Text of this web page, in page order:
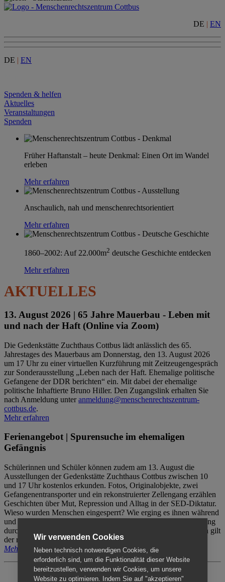
DE | EN
DE | EN
Spenden & helfen
Aktuelles
Veranstaltungen
Spenden
Früher Haftanstalt – heute Denkmal: Einen Ort im Wandel
erleben
Mehr erfahren
Anschaulich, nah und menschenrechtsorientiert
Mehr erfahren
1860–2002: Auf 22.000m2 deutsche Geschichte entdecken
Mehr erfahren
AKTUELLES
13. August 2026 | 65 Jahre Mauerbau - Leben mit
und nach der Haft (Online via Zoom)
Die Gedenkstätte Zuchthaus Cottbus lädt anlässlich des 65.
Jahrestages des Mauerbaus am Donnerstag, den 13. August 2026
um 17 Uhr zu einer virtuellen Kurzführung mit Zeitzeugengespräch
zur Sonderausstellung „Leben nach der Haft. Ehemalige politische
Gefangene der DDR berichten“ ein. Mit dabei der ehemalige
politische Inhaftierte Bruno Hiller. Den Zugangslink erhalten Sie
nach Anmeldung unteranmeldung@menschenrechtszentrum-
cottbus.de.
Mehr erfahren
Ferienangebot | Spurensuche im ehemaligen
Gefängnis
Schülerinnen und Schüler können zudem am 13. August die
Ausstellungen der Gedenkstätte Zuchthaus Cottbus zwischen 10
und 17 Uhr kostenlos erkunden. Fotos, Originalobjekte, zwei
Gefangenentransporter und ein rekonstruierter Zellengang erzählen
Geschichten über Mut, Repression und Alltag in der SED-Diktatur.
Wieso wurden Menschen eingesperrt? Wie erging es ihnen während
und nach der Haft? Der Besuch erfolgt individuell ohne Betreuung
durch das Menschenrechtszentrum Cottbus. Für Begleitpersonen gilt
der reguläre Eintritt (8€ / ermäßigt 5€).
Mehr erfahren
Wir verwenden Cookies
Neben technisch notwendigen Cookies, die
erforderlich sind, um die Funktionalität dieser Website
bereitzustellen, verwenden wir Cookies, um unsere
Website zu optimieren. Indem Sie auf "akzeptieren"